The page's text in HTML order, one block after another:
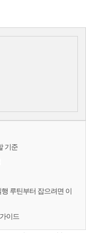
기준
루틴부터 잡으려면 이
이드